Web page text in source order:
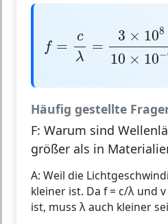
f =
c
λ
=
3 × 108
10 × 10−
10 10×10
Häufig gestellte
F: Warum sind
größer als in
A: Weil die
kleiner ist. Da f = c/λ und
ist, muss λ auch kleiner